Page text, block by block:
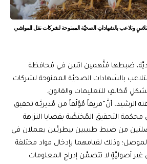
وتلاعب بالشهاداتِ الصحيّة الممنوحة لشركات نقل المواشي
ضبطها مُتَّهمين اثنين في مُحافظة
بالشهادات الصحيَّة الممنوحة لشركات
مُخالفٍ للتعليمات والقانون.
الرشيد، أنَّ”فريقاً مُؤلّفاً من مُديريَّـة تحقيق
محكمة التحقيق المُختصَّة بقضايا النزاهة
من ضبط طبيبين بيطريَّـين يعملان في
وذلك لقيامهما بإدخال مواد مختلفة
أصوليَّةٍ لا تتضمَّن إدراج المعلومات